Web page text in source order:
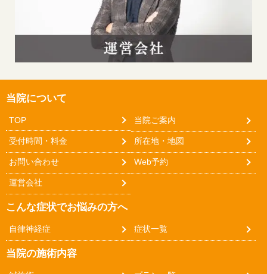
当院について
TOP 当院ご案内
受付時間・料金 所在地・地図
お問い合わせ Web予約
運営会社
こんな症状でお悩みの方へ
自律神経症 症状一覧
当院の施術内容